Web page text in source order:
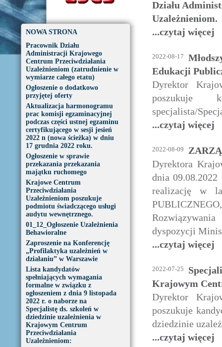
NOWA STRONA
Pracownik Działu
Administracji Krajowego
Centrum Przeciwdziałania
Uzależnieniom (zatrudnienie w
wymiarze całego etatu)
Ogłoszenie o dodatkowo
przyjętej oferty
Aktualizacja harmonogramu
prac komisji egzaminacyjnej
podczas części ustnej egzaminu
certyfikującego w sesji jesień
2022 n (nowa ścieżka) w dniu
17 grudnia 2022 roku.
Ogłoszenie w sprawie
przekazania przekazania
majątku ruchomego
Krajowe Centrum
Przeciwdziałania
Uzależnieniom poszukuje
podmiotu świadczącego usługi
audytu wewnętrznego.
01_12_Ogłoszenie Uzależnienia
Behawioralne
Zaproszenie na Konferencję
„Profilaktyka uzależnień w
działaniu” w Warszawie
Lista kandydatów
spełniających wymagania
formalne w związku z
ogłoszeniem z dnia 9 listopada
2022 r. o naborze na
Specjalistę ds. szkoleń w
dziedzinie uzależnienia w
Krajowym Centrum
Przeciwdziałania
Uzależnieniom:
Działu
Uzależnieniom.
...czytaj więcej
2022-08-17
Edukacji
Dyrektor
poszukuje
specjalista/
...czytaj więcej
2022-08-09
Dyrektora
dnia
realizację w
dyspozycji
...czytaj więcej
2022-07-25
Krajowym
Dyrektor
poszukuje
dziedzinie
...czytaj więcej